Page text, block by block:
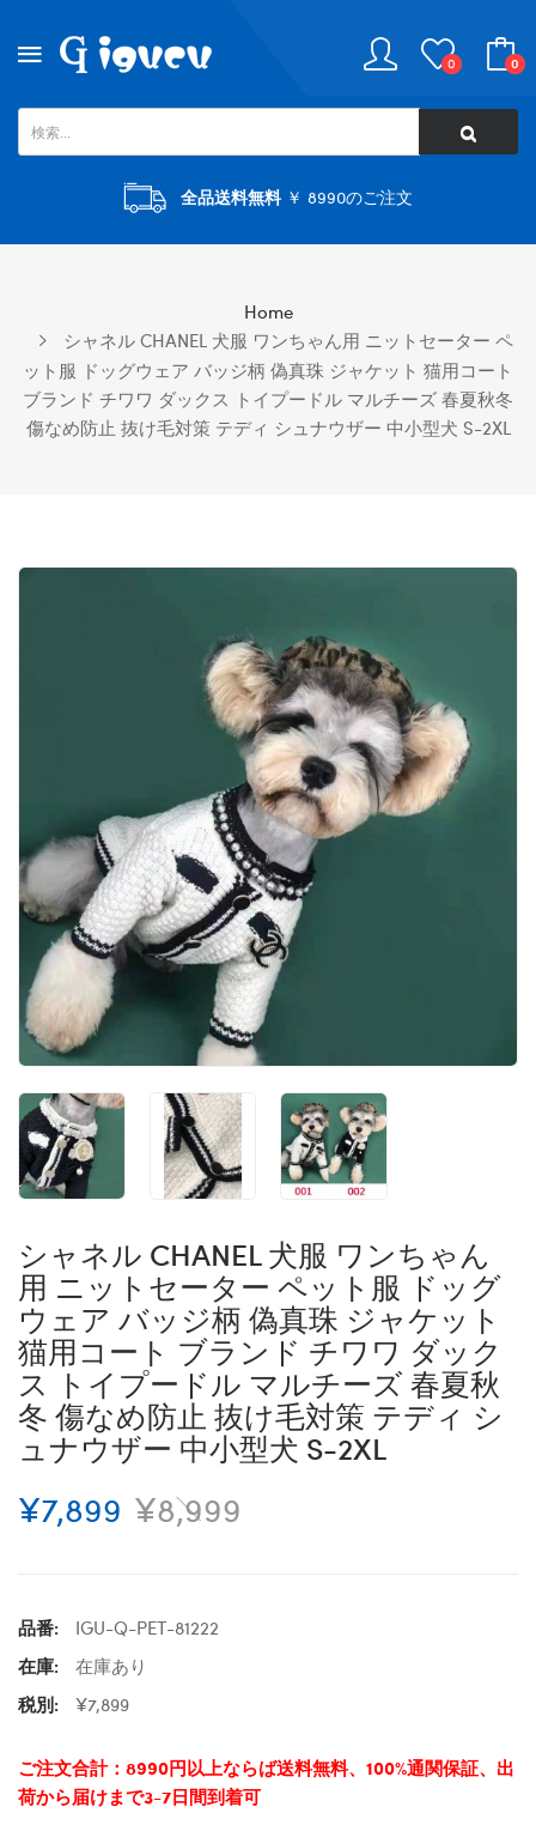
0 0
全品送料無料￥ 8990のご注文
Home
シャネル CHANEL 犬服 ワンちゃん用 ニットセーター ペ
ット服 ドッグウェア バッジ柄 偽真珠 ジャケット 猫用コート
ブランド チワワ ダックス トイプードル マルチーズ 春夏秋冬
傷なめ防止 抜け毛対策 テディ シュナウザー 中小型犬 S-2XL
シャネル CHANEL 犬服 ワンちゃん
用 ニットセーター ペット服 ドッグ
ウェア バッジ柄 偽真珠 ジャケット
猫用コート ブランド チワワ ダック
ス トイプードル マルチーズ 春夏秋
冬 傷なめ防止 抜け毛対策 テディ シ
ュナウザー 中小型犬 S-2XL
¥7,899 ¥8,999
品番:
IGU-Q-PET-81222
在庫:
在庫あり
税別:
¥7,899
ご注文合計：8990円以上ならば送料無料、100%通関保証、出
荷から届けまで3-7日間到着可